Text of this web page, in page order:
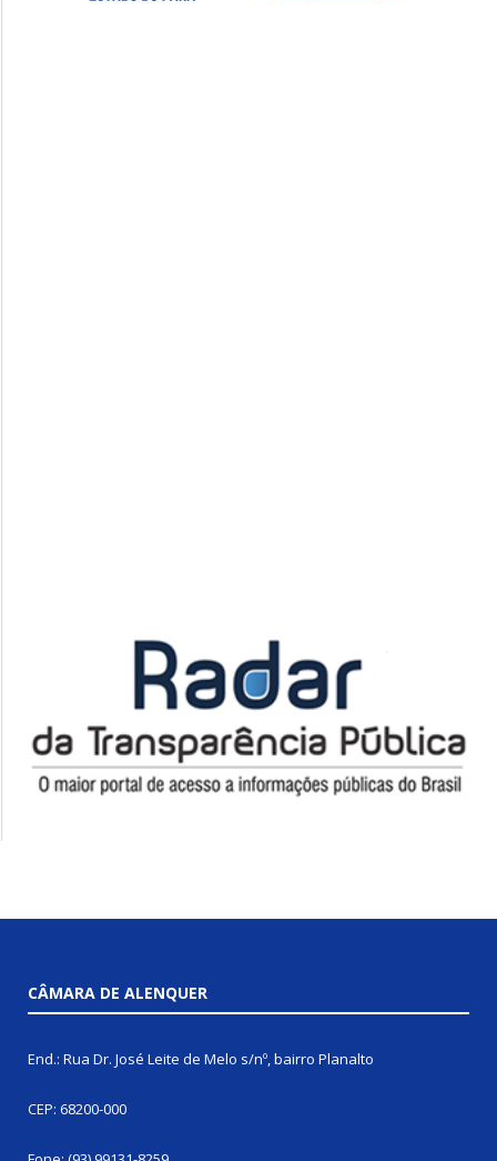
CÂMARA DE ALENQUER
End.: Rua Dr. José Leite de Melo s/nº, bairro Planalto
CEP: 68200-000